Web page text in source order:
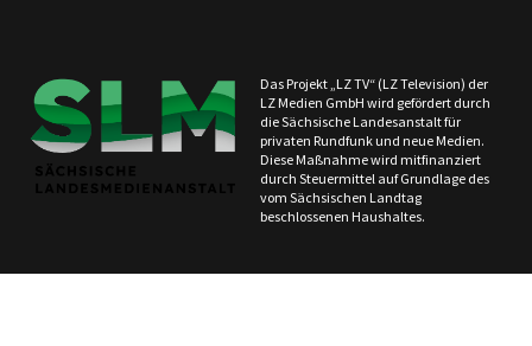
Das Projekt „LZ TV“ (LZ Television) der
LZ Medien GmbH wird gefördert durch
die Sächsische Landesanstalt für
privaten Rundfunk und neue Medien.
Diese Maßnahme wird mitfinanziert
durch Steuermittel auf Grundlage des
vom Sächsischen Landtag
beschlossenen Haushaltes.